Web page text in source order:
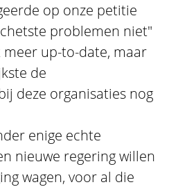
op onze petitie
problemen niet"
up-to-date, maar
de
deze organisaties nog
enige echte
nieuwe regering willen
wagen, voor al die